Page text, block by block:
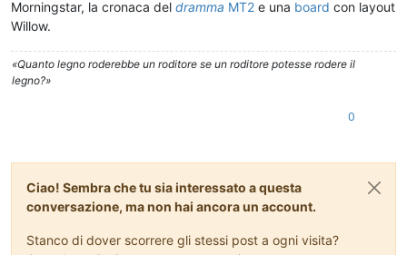
Morningstar, la cronaca del dramma MT2 e una board con layout
Willow.
«Quanto legno roderebbe un roditore se un roditore potesse rodere il
legno?»
0
Ciao! Sembra che tu sia interessato a questa
conversazione, ma non hai ancora un account.
Stanco di dover scorrere gli stessi post a ogni visita?